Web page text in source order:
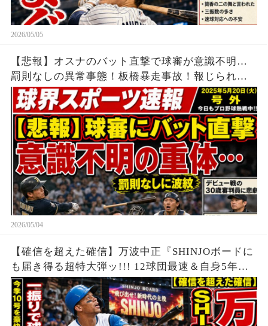
2026/05/05
【悲報】オスナのバット直撃で球審が意識不明…
罰則なしの異常事態！板橋暴走事故！報じられな
い中国籍の男！
2026/05/04
【確信を超えた確信】万波中正『SHINJOボードに
も届き得る超特大弾ッ!!! 12球団最速＆自身5年連
続の二桁本塁打!!!』